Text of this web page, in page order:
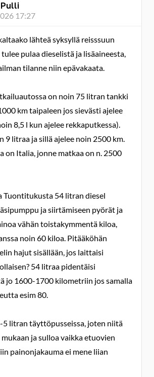
17:27
lähteä syksyllä reisssuun
pulaa dieselistä ja lisäaineesta,
tilanne niin epävakaata.
on noin 75 litran tankki
km taipaleen jos sievästi ajelee
8,5 l kun ajelee rekkaputkessa).
9 litraa ja sillä ajelee noin 2500 km.
on Italia, jonne matkaa on n. 2500
Tuontitukusta 54 litran diesel
ja siirtämiseen pyörät ja
vähän toistakymmentä kiloa,
noin 60 kiloa. Pitääköhän
hajut sisällään, jos laittaisi
54 litraa pidentäisi
jo 1600-1700 kilometriin jos samalla
esim 80.
5 litran täyttöpusseissa, joten niitä
ja sulloa vaikka etuovien
painonjakauma ei mene liian